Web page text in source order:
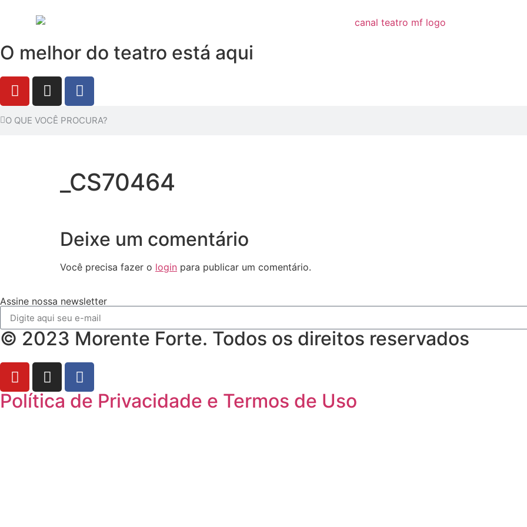
O melhor do teatro está aqui
_CS70464
Deixe um comentário
Você precisa fazer o login para publicar um comentário.
Assine nossa newsletter
© 2023 Morente Forte. Todos os direitos reservados
Política de Privacidade e Termos de Uso